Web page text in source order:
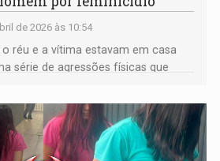
de 2026 às 10:54
réu e a vítima estavam em casa
série de agressões físicas que